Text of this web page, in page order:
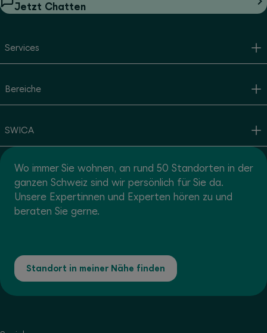
Jetzt Chatten
Services
Bereiche
SWICA
Wo immer Sie wohnen, an rund 50 Standorten in der
ganzen Schweiz sind wir persönlich für Sie da.
Unsere Expertinnen und Experten hören zu und
beraten Sie gerne.
Standort in meiner Nähe finden